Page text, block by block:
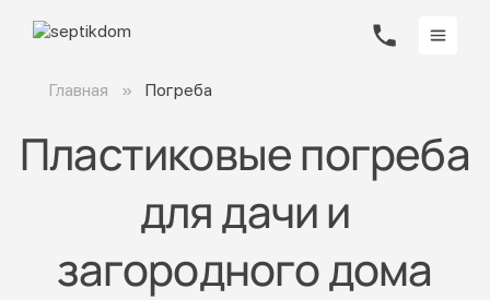
Главная Погреба
Пластиковые погреба
для дачи и
загородного дома